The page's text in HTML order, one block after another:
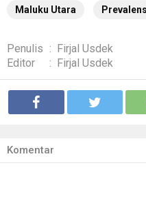
Maluku Utara
Penulis : Firjal Usdek
Editor
: Firjal Usdek
Komentar